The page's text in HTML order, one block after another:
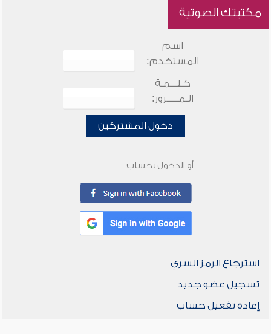
مكتبتك الصوتية
اسم
المستخدم:
كـلـــمـة
الـمـــــرور:
دخول المشتركين
أو الدخول بحساب
استرجاع الرمز السري
تسجيل عضو جديد
إعادة تفعيل حساب